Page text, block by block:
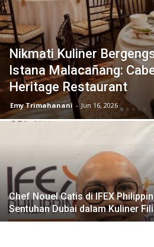
Nikmati Kuliner
Istana Malacañang:
Heritage Restaurant
Emy Trimahanani - Jun 16, 2026
Chef Nouel Catis di IFEX
Sentuhan Dubai dalam Kuliner